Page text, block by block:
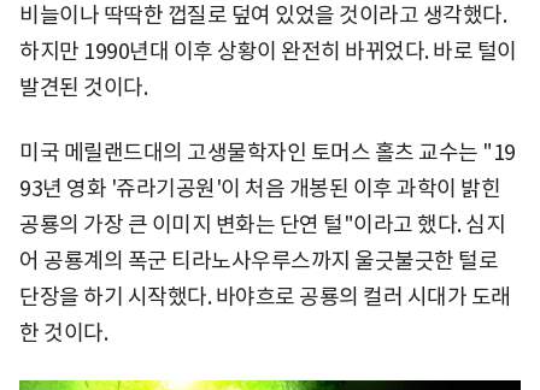
비늘이나 딱딱한 껍질로 덮여 있었을 것이라고 생각했다.
하지만 1990년대 이후 상황이 완전히 바뀌었다. 바로 털이
발견된 것이다.
미국 메릴랜드대의 고생물학자인 토머스 홀츠 교수는 "19
93년 영화 '쥬라기공원'이 처음 개봉된 이후 과학이 밝힌
공룡의 가장 큰 이미지 변화는 단연 털"이라고 했다. 심지
어 공룡계의 폭군 티라노사우루스까지 울긋불긋한 털로
단장을 하기 시작했다. 바야흐로 공룡의 컬러 시대가 도래
한 것이다.